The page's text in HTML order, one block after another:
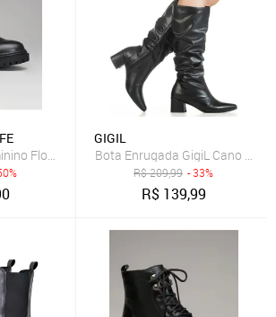
Flor de Griffe Em Couro Legítimo Preto
GIGIL
Bota Enrugada GigiL Cano
R$209,99 - 33%
R$ 139,99